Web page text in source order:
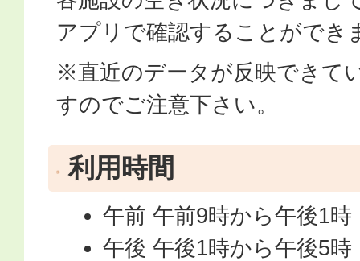
アプリで確認することができ
※直近のデータが反映できて
すのでご注意下さい。
利用時間
午前 午前9時から午後1時
午後 午後1時から午後5時